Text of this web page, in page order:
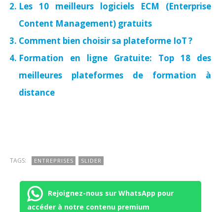
Les 10 meilleurs logiciels ECM (Enterprise
Content Management) gratuits
Comment bien choisir sa plateforme IoT ?
Formation en ligne Gratuite: Top 18 des
meilleures plateformes de formation à
distance
TAGS: ENTREPRISES SLIDER
Rejoignez-nous sur WhatsApp pour
accéder à notre contenu premium